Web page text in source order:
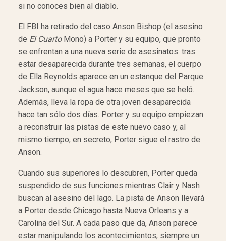
si no conoces bien al diablo.
El FBI ha retirado del caso Anson Bishop (el asesino
de El Cuarto Mono) a Porter y su equipo, que pronto
se enfrentan a una nueva serie de asesinatos: tras
estar desaparecida durante tres semanas, el cuerpo
de Ella Reynolds aparece en un estanque del Parque
Jackson, aunque el agua hace meses que se heló.
Además, lleva la ropa de otra joven desaparecida
hace tan sólo dos días. Porter y su equipo empiezan
a reconstruir las pistas de este nuevo caso y, al
mismo tiempo, en secreto, Porter sigue el rastro de
Anson.
Cuando sus superiores lo descubren, Porter queda
suspendido de sus funciones mientras Clair y Nash
buscan al asesino del lago. La pista de Anson llevará
a Porter desde Chicago hasta Nueva Orleans y a
Carolina del Sur. A cada paso que da, Anson parece
estar manipulando los acontecimientos, siempre un